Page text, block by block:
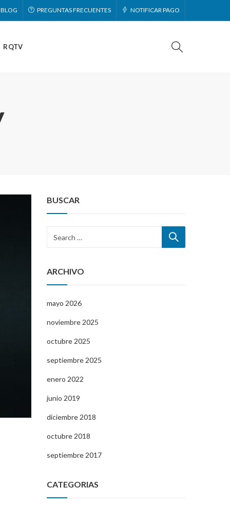
BLOG PREGUNTAS FRECUENTES NOTIFICAR PAGO
RQTV
BUSCAR
ARCHIVO
mayo 2026
noviembre 2025
octubre 2025
septiembre 2025
enero 2022
junio 2019
diciembre 2018
octubre 2018
septiembre 2017
CATEGORIAS